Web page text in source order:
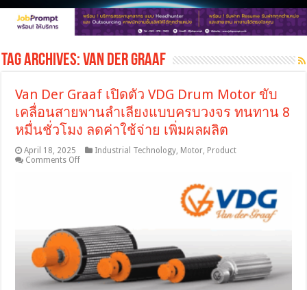
Tag Archives:Van Der Graaf
Van Der Graaf เปิดตัว VDG Drum Motor ขับ
เคลื่อนสายพานลำเลียงแบบครบวงจร ทนทาน 8
หมื่นชั่วโมง ลดค่าใช้จ่าย เพิ่มผลผลิต
April 18, 2025 Industrial Technology, Motor, Product
Comments Offon
Drum
Motor
ขับ
เคลื่อน
สายพาน